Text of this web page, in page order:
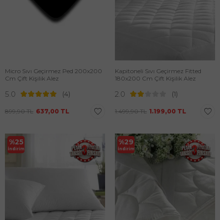
Micro Sıvı Geçirmez Ped 200x200
Cm Çift Kişilik Alez
5.0 (4)
899,90TL 637,00 TL
Kapitoneli Sıvı Geçirmez Fitted
180x200 Cm Çift Kişilik Alez
2.0 (1)
1.499,90TL 1.199,00 TL
%25
İndirim
%29
İndirim